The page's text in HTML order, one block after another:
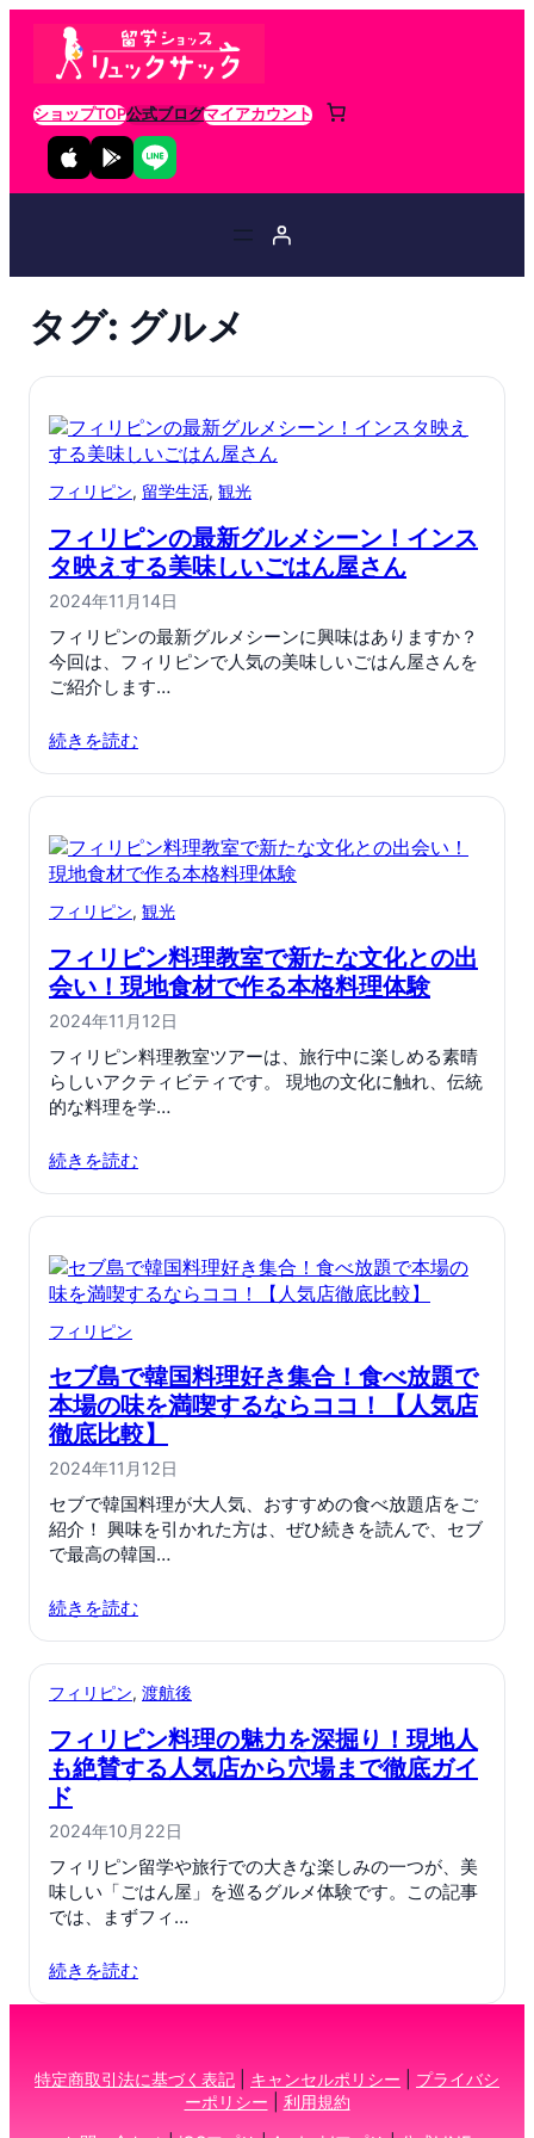
ショップTOP公式ブログマイアカウント
タグ: グルメ
フィリピン, 留学生活, 観光
フィリピンの最新グルメシーン！インス
タ映えする美味しいごはん屋さん
2024年11月14日
フィリピンの最新グルメシーンに興味はありますか？
今回は、フィリピンで人気の美味しいごはん屋さんを
ご紹介します…
続きを読む
フィリピン, 観光
フィリピン料理教室で新たな文化との出
会い！現地食材で作る本格料理体験
2024年11月12日
フィリピン料理教室ツアーは、旅行中に楽しめる素晴
らしいアクティビティです。 現地の文化に触れ、伝統
的な料理を学…
続きを読む
フィリピン
セブ島で韓国料理好き集合！食べ放題で
本場の味を満喫するならココ！【人気店
徹底比較】
2024年11月12日
セブで韓国料理が大人気、おすすめの食べ放題店をご
紹介！ 興味を引かれた方は、ぜひ続きを読んで、セブ
で最高の韓国…
続きを読む
フィリピン, 渡航後
フィリピン料理の魅力を深掘り！現地人
も絶賛する人気店から穴場まで徹底ガイ
ド
2024年10月22日
フィリピン留学や旅行での大きな楽しみの一つが、美
味しい「ごはん屋」を巡るグルメ体験です。この記事
では、まずフィ…
続きを読む
特定商取引法に基づく表記 キャンセルポリシー
プライバシ
ーポリシー
利用規約